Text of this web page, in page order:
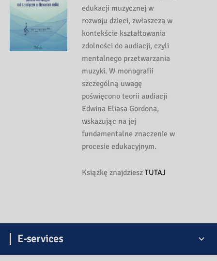
edukacji muzycznej w
rozwoju dzieci, zwłaszcza w
kontekście kształtowania
zdolności do audiacji, czyli
mentalnego przetwarzania
muzyki. W monografii
szczególną uwagę
poświęcono teorii audiacji
Edwina Eliasa Gordona,
wskazując na jej
fundamentalne znaczenie w
procesie edukacyjnym.
Książkę znajdzieszTUTAJ
E-services